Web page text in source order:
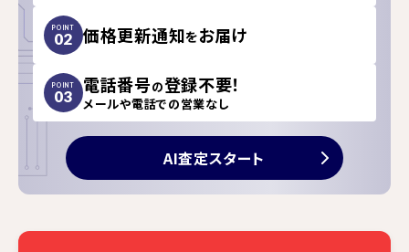
POINT
02 価格更新通知をお届け
POINT
03 電話番号の登録不要！
メールや電話での営業なし
AI査定スタート